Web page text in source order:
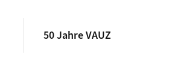
50 Jahre VAUZ